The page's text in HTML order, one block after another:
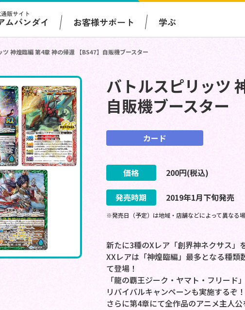
販サイト
ムバンダイ お客様サポート 学ぶ
ツ 神煌臨編 第4章 神の帰還 【BS47】自販機ブースター
バトルスピリッツ
自販機ブースター
カード
価格 200円(税込)
発売時期
2019年1月下旬発売
※発売日（予定）は地域・店舗などによって異なる
新たに3種のXレア「創界神ネクサス」
XXレアは「神煌臨編」最多となる種
て登場！
「龍の覇王ジーク・ヤマト・フリー
リバイバルキャンペーンも実施するぞ！
さらに第4章にて全作品のアニメ主人